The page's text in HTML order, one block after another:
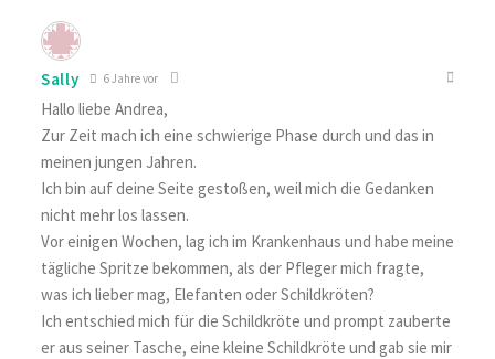
Sally 6 Jahre vor
Hallo liebe Andrea,
Zur Zeit mach ich eine schwierige Phase durch und das in
meinen jungen Jahren.
Ich bin auf deine Seite gestoßen, weil mich die Gedanken
nicht mehr los lassen.
Vor einigen Wochen, lag ich im Krankenhaus und habe meine
tägliche Spritze bekommen, als der Pfleger mich fragte,
was ich lieber mag, Elefanten oder Schildkröten?
Ich entschied mich für die Schildkröte und prompt zauberte
er aus seiner Tasche, eine kleine Schildkröte und gab sie mir